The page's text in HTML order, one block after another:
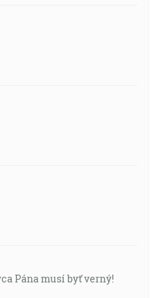
Pána musí byť verný!